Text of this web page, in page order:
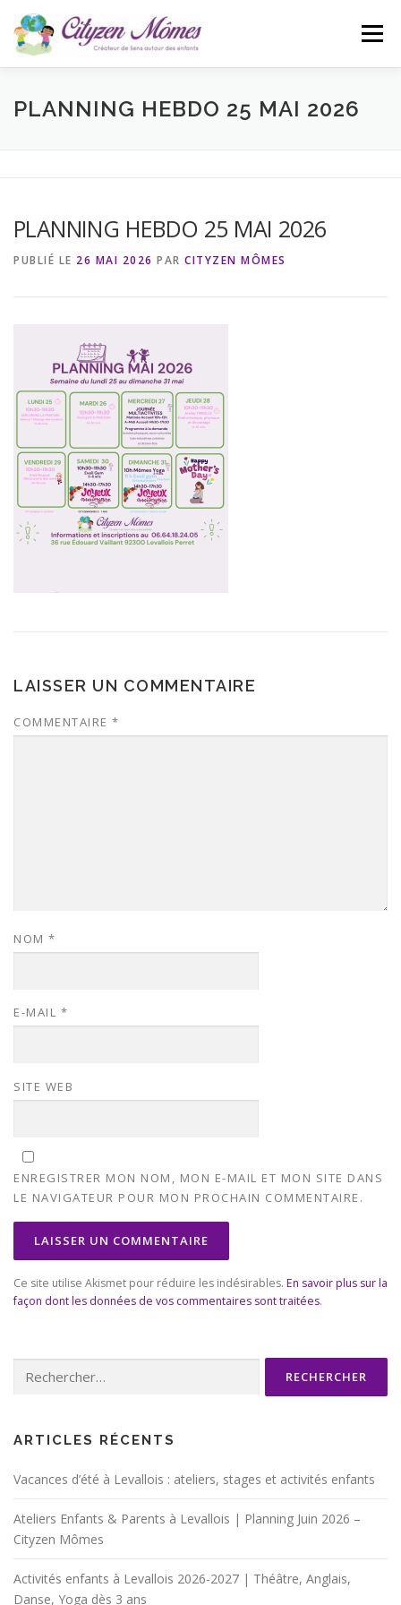
contenu
Menu
ACCUEIL L’ASSOCIATION ACTUALITÉS
PLANNING HEBDO 25 MAI 2026
PLANNING HEBDO 25 MAI 2026
PUBLIÉ LE 26 MAI 2026 PAR CITYZEN MÔMES
LAISSER UN COMMENTAIRE
COMMENTAIRE *
NOM *
E-MAIL *
SITE WEB
ENREGISTRER MON NOM, MON E-MAIL ET MON SITE DANS
LE NAVIGATEUR POUR MON PROCHAIN COMMENTAIRE.
Ce site utilise Akismet pour réduire les indésirables. En savoir plus sur la
façon dont les données de vos commentaires sont traitées.
ARTICLES RÉCENTS
Vacances d’été à Levallois : ateliers, stages et activités enfants
Ateliers Enfants & Parents à Levallois | Planning Juin 2026 –
Cityzen Mômes
Activités enfants à Levallois 2026-2027 | Théâtre, Anglais,
Danse, Yoga dès 3 ans